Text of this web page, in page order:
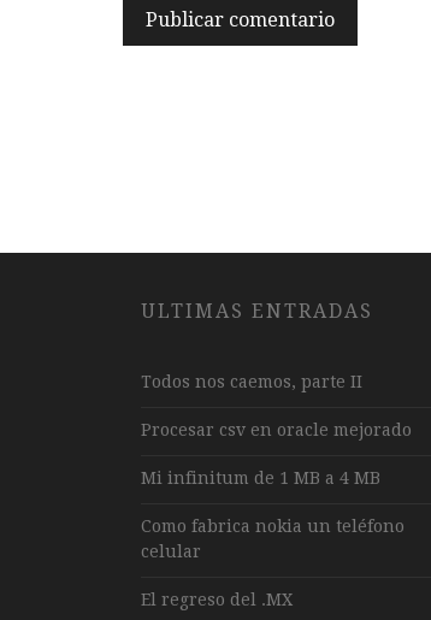
ULTIMAS ENTRADAS
Todos nos caemos, parte II
Procesar csv en oracle mejorado
Mi infinitum de 1 MB a 4 MB
Como fabrica nokia un teléfono
celular
El regreso del .MX